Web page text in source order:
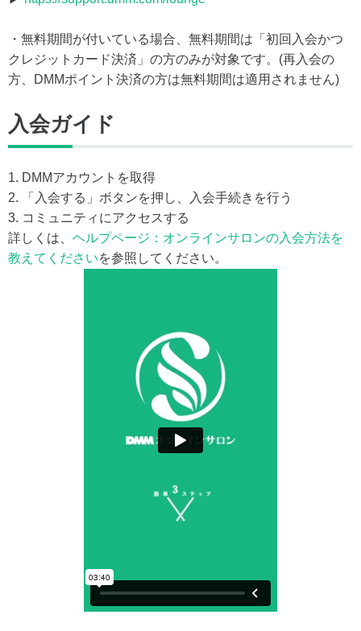
・無料期間が付いている場合、無料期間は「初回入会かつ
クレジットカード決済」の方のみが対象です。(再入会の
方、DMMポイント決済の方は無料期間は適用されません)
入会ガイド
1. DMMアカウントを取得
2. 「入会する」ボタンを押し、入会手続きを行う
3. コミュニティにアクセスする
詳しくは、 ヘルプページ：オンラインサロンの入会方法を
教えてくださいを参照してください。